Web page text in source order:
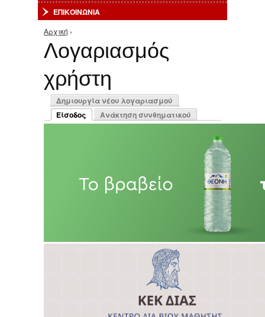
ΕΠΙΚΟΙΝΩΝΙΑ
Είστε εδώ
Αρχική ›
Λογαριασμός
χρήστη
Πρωτεύουσες καρτέλες
Δημιουργία νέου λογαριασμού
Είσοδος
(ενεργή καρτέλα)
Ανάκτηση συνθηματικού